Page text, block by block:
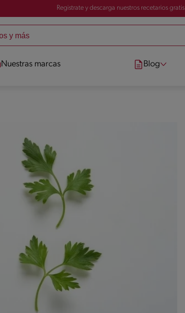
Registrate y descarga nuestros recetarios gratis
Nuestras marcas Blog